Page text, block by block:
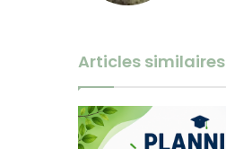
Articles similaires